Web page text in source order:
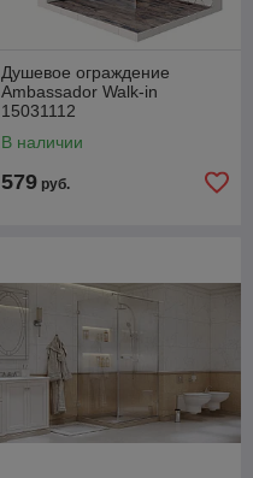
Душевое ограждение
Ambassador Walk-in
15031112
В наличии
579 руб.